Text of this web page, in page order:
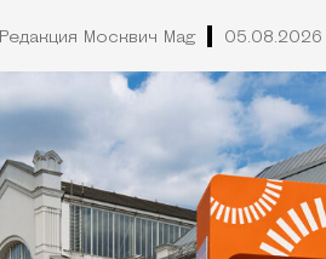
Редакция Москвич Mag 05.08.2026